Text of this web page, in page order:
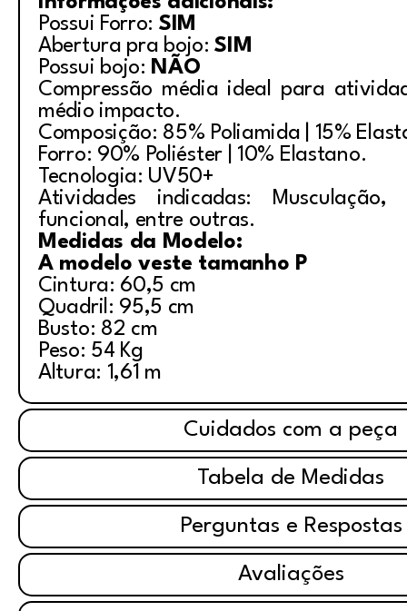
Possui Forro: SIM
Abertura pra bojo:SIM
Possui bojo: NÃO
Compressão média ideal para
médio impacto.
Composição: 85% Poliamida | 15%
Forro: 90% Poliéster | 10% Elastano.
Tecnologia: UV50+
Atividades indicadas:
funcional, entre outras.
Medidas da Modelo:
A modelo veste tamanho P
Cintura: 60,5 cm
Quadril: 95,5 cm
Busto: 82 cm
Peso: 54 Kg
Altura: 1,61 m
Cuidados com a peça
Tabela de Medidas
Perguntas e Respostas
Avaliações